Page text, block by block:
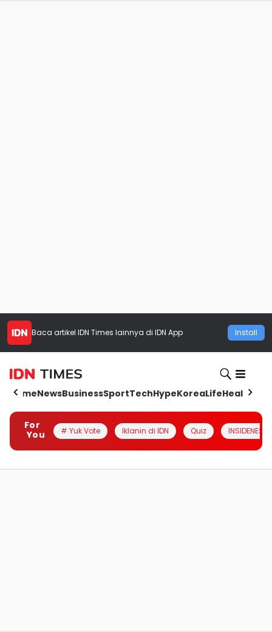
Baca artikel IDN Times lainnya di IDN App Install
HomeNewsBusinessSportTechHypeKoreaLifeHealth
For
You
# Yuk Vote Iklanin di IDN Quiz INSIDENESIA